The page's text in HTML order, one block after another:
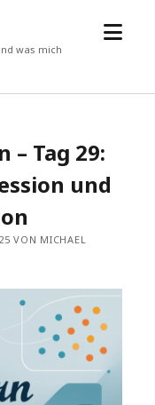
was mich
Menü
– Tag 29:
und
VON MICHAEL